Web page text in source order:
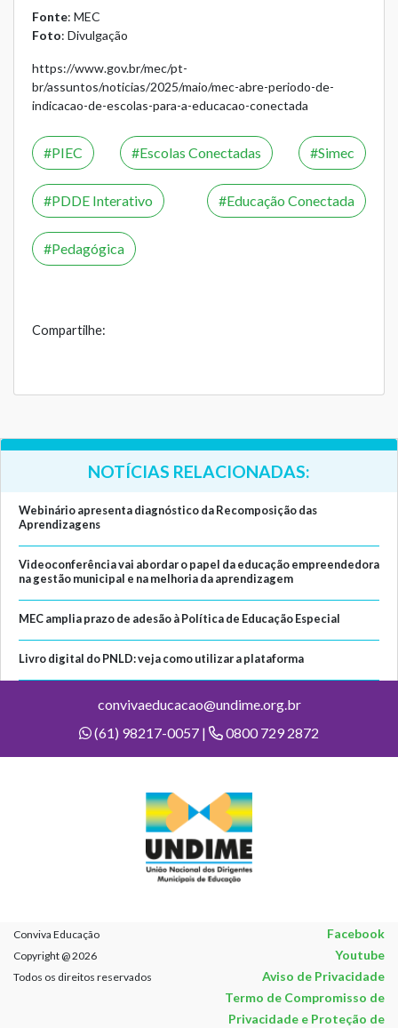
Fonte: MEC
Foto: Divulgação
https://www.gov.br/mec/pt-
br/assuntos/noticias/2025/maio/mec-abre-periodo-de-
indicacao-de-escolas-para-a-educacao-conectada
PIEC Escolas Conectadas Simec
PDDE Interativo Educação Conectada
Pedagógica
Compartilhe:
NOTÍCIAS RELACIONADAS:
Webinário apresenta diagnóstico da Recomposição das
Aprendizagens
Videoconferência vai abordar o papel da educação empreendedora
na gestão municipal e na melhoria da aprendizagem
MEC amplia prazo de adesão à Política de Educação Especial
Livro digital do PNLD: veja como utilizar a plataforma
convivaeducacao@undime.org.br
(61) 98217-0057 |
0800 729 2872
Conviva Educação Facebook
Copyright @ 2026 Youtube
Todos os direitos reservados
Aviso de Privacidade
Termo de Compromisso de
Privacidade e Proteção de